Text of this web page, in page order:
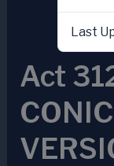
Last
Act